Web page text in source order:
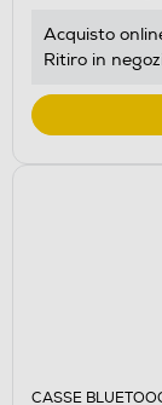
Acquisto
Ritiro in
CASSE